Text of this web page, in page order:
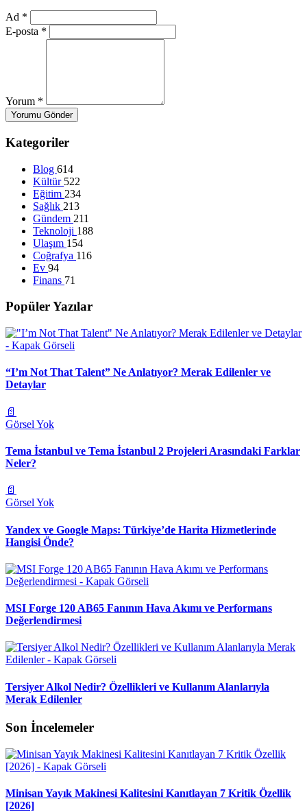
Ad *
E-posta *
Yorum *
Yorumu Gönder
Kategoriler
Blog 614
Kültür 522
Eğitim 234
Sağlık 213
Gündem 211
Teknoloji 188
Ulaşım 154
Coğrafya 116
Ev 94
Finans 71
Popüler Yazılar
“I’m Not That Talent” Ne Anlatıyor? Merak Edilenler ve
Detaylar
📄
Görsel Yok
Tema İstanbul ve Tema İstanbul 2 Projeleri Arasındaki Farklar
Neler?
📄
Görsel Yok
Yandex ve Google Maps: Türkiye’de Harita Hizmetlerinde
Hangisi Önde?
MSI Forge 120 AB65 Fanının Hava Akımı ve Performans
Değerlendirmesi
Tersiyer Alkol Nedir? Özellikleri ve Kullanım Alanlarıyla
Merak Edilenler
Son İncelemeler
Minisan Yayık Makinesi Kalitesini Kanıtlayan 7 Kritik Özellik
[2026]